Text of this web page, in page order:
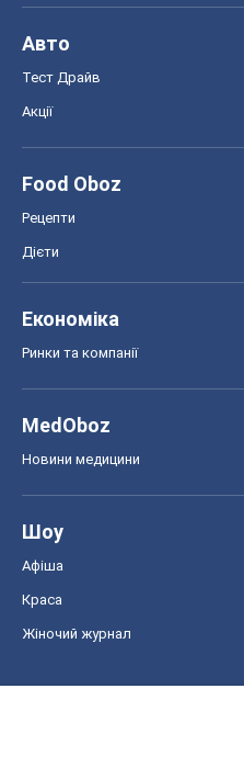
Авто
Тест Драйв
Акції
Food Oboz
Рецепти
Дієти
Економіка
Ринки та компанії
MedOboz
Новини медицини
Шоу
Афіша
Краса
Жіночий журнал